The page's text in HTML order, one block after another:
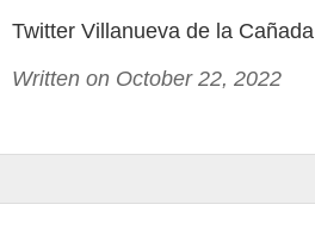
Twitter Villanueva de la Cañada
Written on October 22, 2022